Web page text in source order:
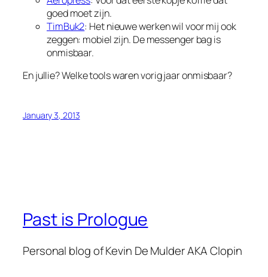
goed moet zijn.
TimBuk2: Het nieuwe werken wil voor mij ook
zeggen: mobiel zijn. De messenger bag is
onmisbaar.
En jullie? Welke tools waren vorig jaar onmisbaar?
January 3, 2013
Past is Prologue
Personal blog of Kevin De Mulder AKA Clopin